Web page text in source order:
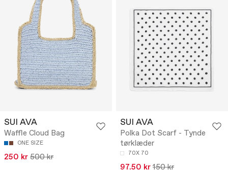
SUI AVA
Waffle Cloud Bag
ONE SIZE
250 kr 500 kr
SUI AVA
Polka Dot Scarf - Tynde
tørklæder
70X 70
97.50 kr 150 kr